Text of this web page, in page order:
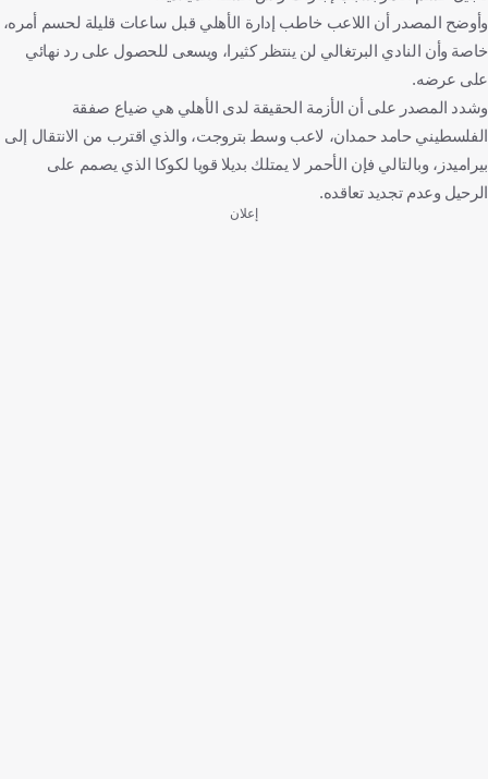
وأوضح المصدر أن اللاعب خاطب إدارة الأهلي قبل ساعات قليلة لحسم أمره،
خاصة وأن النادي البرتغالي لن ينتظر كثيرا، ويسعى للحصول على رد نهائي
على عرضه.
وشدد المصدر على أن الأزمة الحقيقة لدى الأهلي هي ضياع صفقة
الفلسطيني حامد حمدان، لاعب وسط بتروجت، والذي اقترب من الانتقال إلى
بيراميدز، وبالتالي فإن الأحمر لا يمتلك بديلا قويا لكوكا الذي يصمم على
الرحيل وعدم تجديد تعاقده.
إعلان